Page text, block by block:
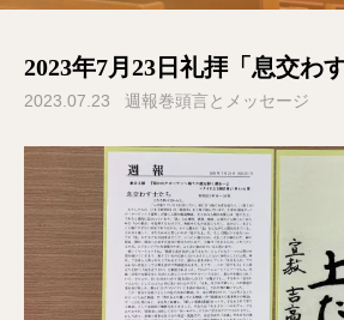
2023年7月23日礼拝「息交わ
2023.07.23 週報巻頭言とメッセージ